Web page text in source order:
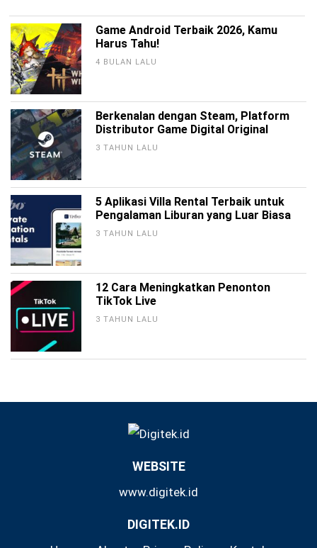
Game Android Terbaik 2026, Kamu
Harus Tahu!
4 BULAN LALU
Berkenalan dengan Steam, Platform
Distributor Game Digital Original
3 TAHUN LALU
5 Aplikasi Villa Rental Terbaik untuk
Pengalaman Liburan yang Luar Biasa
3 TAHUN LALU
12 Cara Meningkatkan Penonton
TikTok Live
3 TAHUN LALU
WEBSITE
www.digitek.id
DIGITEK.ID